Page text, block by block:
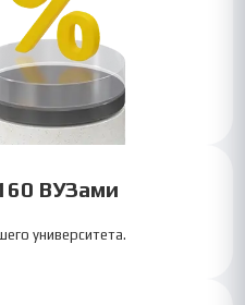
ВУЗами
университета.